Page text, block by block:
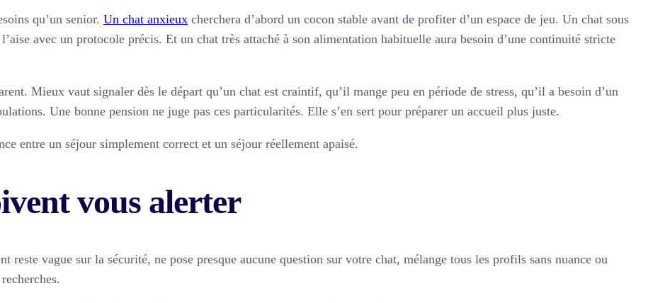
qu’un senior. Un chat anxieux cherchera d’abord un cocon stable avant de profiter d’un espace de jeu. Un chat sous
avec un protocole précis. Et un chat très attaché à son alimentation habituelle aura besoin d’une continuité stricte
Mieux vaut signaler dès le départ qu’un chat est craintif, qu’il mange peu en période de stress, qu’il a besoin d’un
Une bonne pension ne juge pas ces particularités. Elle s’en sert pour préparer un accueil plus juste.
entre un séjour simplement correct et un séjour réellement apaisé.
vous alerter
reste vague sur la sécurité, ne pose presque aucune question sur votre chat, mélange tous les profils sans nuance ou